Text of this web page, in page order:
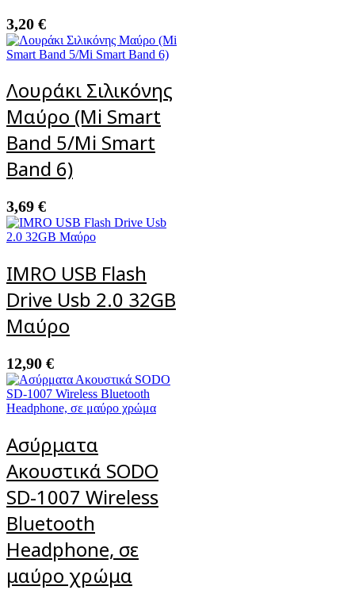
3,20 €
Λουράκι Σιλικόνης
Μαύρο (Mi Smart
Band 5/Mi Smart
Band 6)
3,69 €
IMRO USB Flash
Drive Usb 2.0 32GB
Μαύρo
12,90 €
Ασύρματα
Ακουστικά SODO
SD-1007 Wireless
Bluetooth
Headphone, σε
μαύρο χρώμα